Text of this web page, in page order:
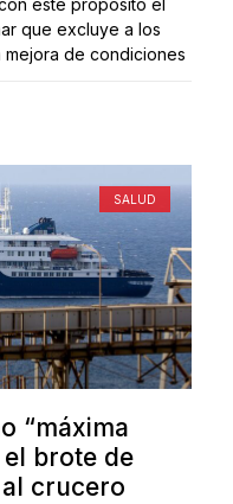
este propósito el
que excluye a los
de condiciones
SALUD
“máxima
brote de
crucero